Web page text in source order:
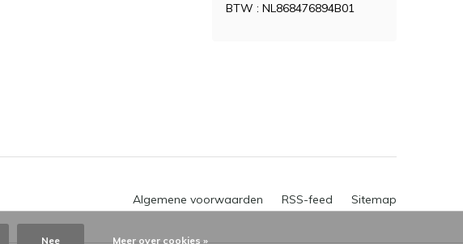
BTW : NL868476894B01
Algemene voorwaarden RSS-feed Sitemap
Nee Meer over cookies »